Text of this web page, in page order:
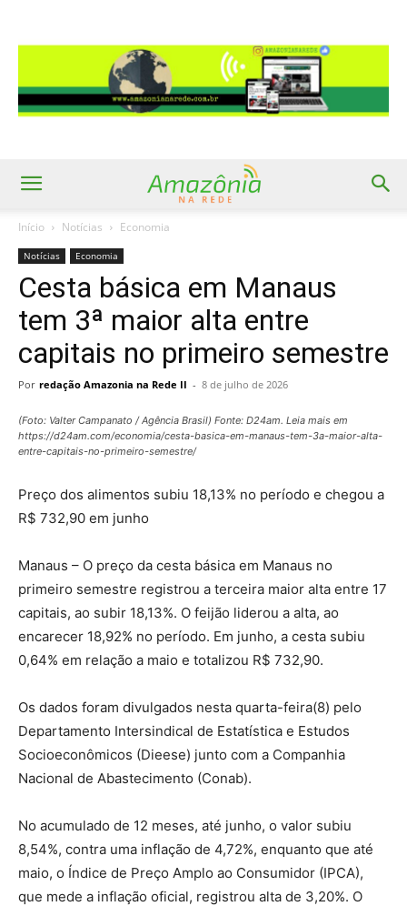
Início Notícias Economia
Notícias Economia
Cesta básica em Manaus
tem 3ª maior alta entre
capitais no primeiro semestre
Por redação Amazonia na Rede II - 8 de julho de 2026
(Foto: Valter Campanato / Agência Brasil) Fonte: D24am. Leia mais em
https://d24am.com/economia/cesta-basica-em-manaus-tem-3a-maior-alta-
entre-capitais-no-primeiro-semestre/
Preço dos alimentos subiu 18,13% no período e chegou a
R$ 732,90 em junho
Manaus – O preço da cesta básica em Manaus no
primeiro semestre registrou a terceira maior alta entre 17
capitais, ao subir 18,13%. O feijão liderou a alta, ao
encarecer 18,92% no período. Em junho, a cesta subiu
0,64% em relação a maio e totalizou R$ 732,90.
Os dados foram divulgados nesta quarta-feira(8) pelo
Departamento Intersindical de Estatística e Estudos
Socioeconômicos (Dieese) junto com a Companhia
Nacional de Abastecimento (Conab).
No acumulado de 12 meses, até junho, o valor subiu
8,54%, contra uma inflação de 4,72%, enquanto que até
maio, o Índice de Preço Amplo ao Consumidor (IPCA),
que mede a inflação oficial, registrou alta de 3,20%. O